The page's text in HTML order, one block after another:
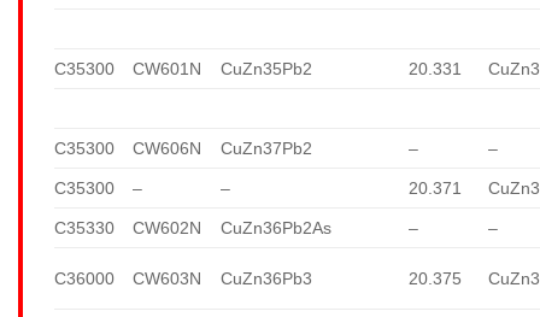
C35300 CW601N CuZn35Pb2 20.331
C35300 CW606N CuZn37Pb2 – –
C35300 – – 20.371
C35330 CW602N CuZn36Pb2As – –
C36000 CW603N CuZn36Pb3 20.375